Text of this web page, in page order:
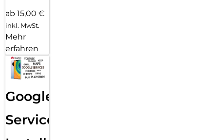
ab 15,00 €
inkl. MwSt.
Mehr
erfahren
Google
Services